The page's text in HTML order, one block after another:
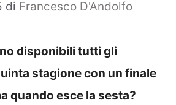
di Francesco D'Andolfo
disponibili tutti gli
stagione con un finale
quando esce la sesta?